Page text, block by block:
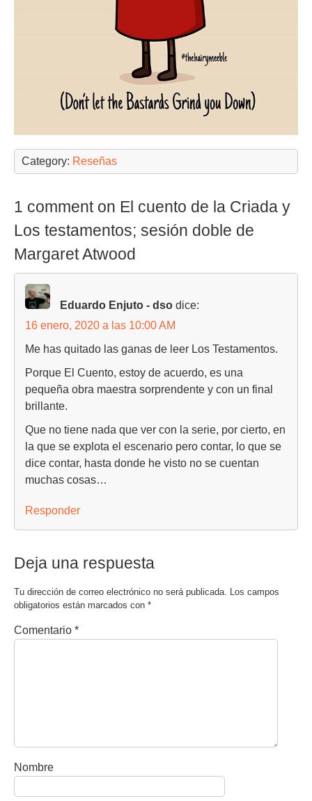
Category: Reseñas
1 comment on El cuento de la Criada y
Los testamentos; sesión doble de
Margaret Atwood
Eduardo Enjuto - dso dice:
16 enero, 2020 a las 10:00 AM
Me has quitado las ganas de leer Los Testamentos.
Porque El Cuento, estoy de acuerdo, es una
pequeña obra maestra sorprendente y con un final
brillante.
Que no tiene nada que ver con la serie, por cierto, en
la que se explota el escenario pero contar, lo que se
dice contar, hasta donde he visto no se cuentan
muchas cosas…
Responder
Deja una respuesta
Tu dirección de correo electrónico no será publicada. Los campos
obligatorios están marcados con *
Comentario *
Nombre